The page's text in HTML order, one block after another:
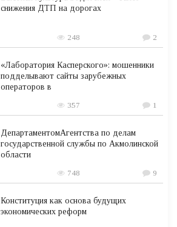
снижения ДТП на дорогах
248 2
«Лаборатория Касперского»: мошенники
подделывают сайты зарубежных
операторов в
357 1
ДепартаментомАгентства по делам
государственной службы по Акмолинской
области
748 9
Конституция как основа будущих
экономических реформ